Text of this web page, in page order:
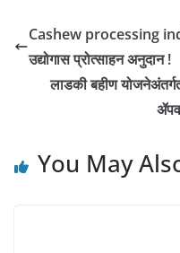
Cashew processing
उद्योगास प्रोत्साहन अनुदान !
लाडकी बहीण
You May